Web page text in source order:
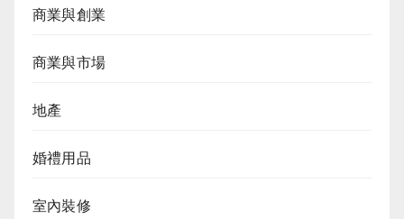
商業與創業
商業與市場
地產
婚禮用品
室內裝修